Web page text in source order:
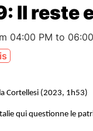
Il reste
04:00 PM to
Cortellesi (2023, 1h53)
qui questionne le